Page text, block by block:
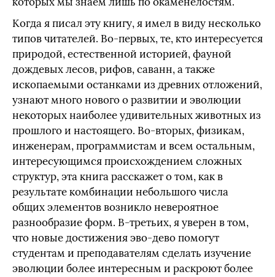
Когда я писал эту книгу, я имел в виду несколько
типов читателей. Во-первых, те, кто интересуется
природой, естественной историей, фауной
дождевых лесов, рифов, саванн, а также
ископаемыми останками из древних отложений,
узнают много нового о развитии и эволюции
некоторых наиболее удивительных животных из
прошлого и настоящего. Во-вторых, физикам,
инженерам, программистам и всем остальным,
интересующимся происхождением сложных
структур, эта книга расскажет о том, как в
результате комбинации небольшого числа
общих элементов возникло невероятное
разнообразие форм. В-третьих, я уверен в том,
что новые достижения эво-дево помогут
студентам и преподавателям сделать изучение
эволюции более интересным и раскроют более